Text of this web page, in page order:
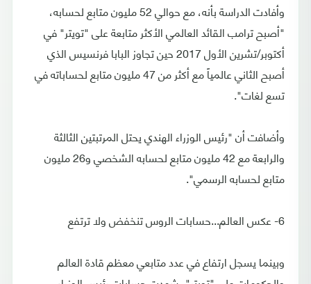
وأفادت الدراسة بأنه، مع حوالي 52 مليون متابع لحسابه،
"أصبح ترامب القائد العالمي الأكثر متابعة على "تويتر" في
أكتوبر/تشرين الأول 2017 حين تجاوز البابا فرنسيس الذي
أصبح الثاني عالمياً مع أكثر من 47 مليون متابع لحساباته في
تسع لغات".
وأضافت أن "رئيس الوزراء الهندي يحتل المرتبتين الثالثة
والرابعة مع 42 مليون متابع لحسابه الشخصي و26 مليون
متابع لحسابه الرسمي".
6- عكس العالم...حسابات الروس تنخفض ولا ترتفع
وبينما يسجل ارتفاع في عدد متابعي معظم قادة العالم